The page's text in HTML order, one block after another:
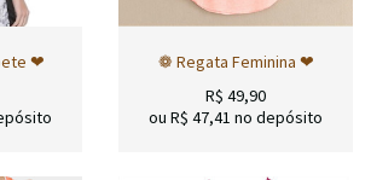
❤
❁ Regata Feminina ❤
R$ 49,90
ou R$ 47,41 no depósito